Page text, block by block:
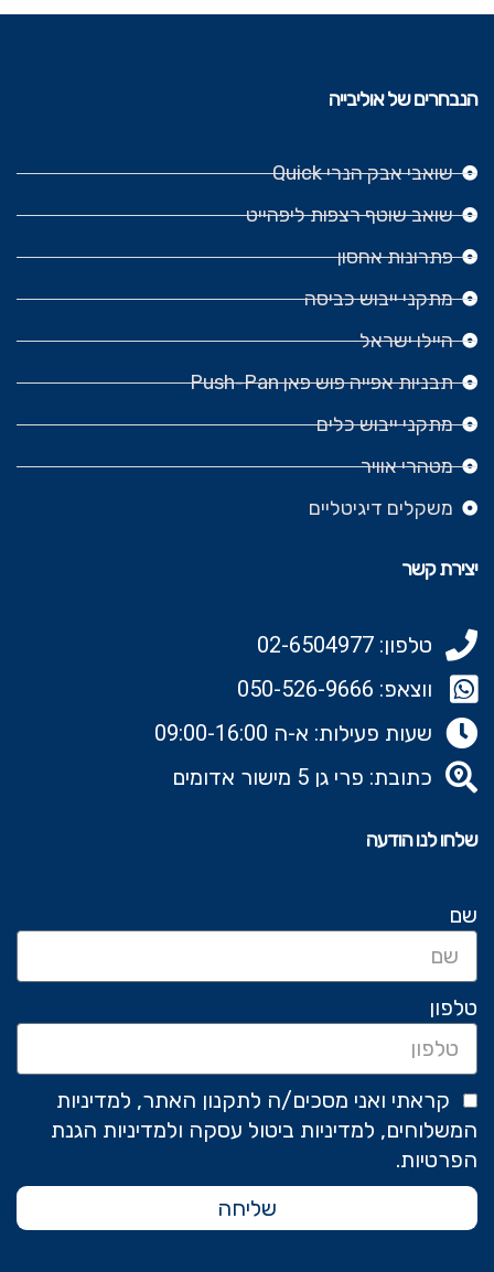
הנבחרים של אוליבייה
שואבי אבק הנרי Quick
שואב שוטף רצפות ליפהייט
פתרונות אחסון
מתקני ייבוש כביסה
היילו ישראל
תבניות אפייה פוש פאן Push-Pan
מתקני ייבוש כלים
מטהרי אוויר
משקלים דיגיטליים
יצירת קשר
טלפון: 02-6504977
ווצאפ: 050-526-9666‬
שעות פעילות: א-ה 09:00-16:00
כתובת: פרי גן 5 מישור אדומים
שלחו לנו הודעה
שם
טלפון
קראתי ואני מסכים/ה לתקנון האתר, למדיניות
המשלוחים, למדיניות ביטול עסקה ולמדיניות הגנת
הפרטיות.
שליחה